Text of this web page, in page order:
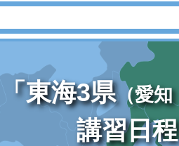
「東海3県（愛知
講習日